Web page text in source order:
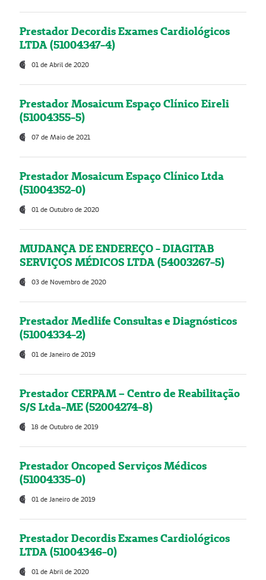
Prestador Decordis Exames Cardiológicos
LTDA (51004347-4)
01 de Abril de 2020
Prestador Mosaicum Espaço Clínico Eireli
(51004355-5)
07 de Maio de 2021
Prestador Mosaicum Espaço Clínico Ltda
(51004352-0)
01 de Outubro de 2020
MUDANÇA DE ENDEREÇO - DIAGITAB
SERVIÇOS MÉDICOS LTDA (54003267-5)
03 de Novembro de 2020
Prestador Medlife Consultas e Diagnósticos
(51004334-2)
01 de Janeiro de 2019
Prestador CERPAM – Centro de Reabilitação
S/S Ltda-ME (52004274-8)
18 de Outubro de 2019
Prestador Oncoped Serviços Médicos
(51004335-0)
01 de Janeiro de 2019
Prestador Decordis Exames Cardiológicos
LTDA (51004346-0)
01 de Abril de 2020